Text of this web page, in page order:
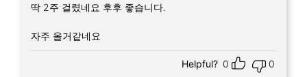
딱 2주 걸렸네요 후후 좋습니다.
자주 올거같네요
Helpful? 0 0